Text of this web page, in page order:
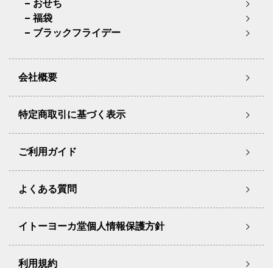
おせち
福袋
ブラックフライデー
会社概要
特定商取引に基づく表示
ご利用ガイド
よくある質問
イトーヨーカ堂個人情報保護方針
利用規約